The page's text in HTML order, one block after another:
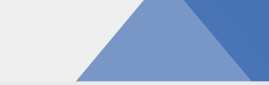
お問い合わせ 開発・導入実績
よくあるご質問